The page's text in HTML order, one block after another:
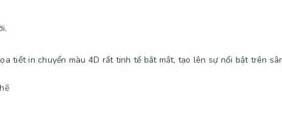
tiết in chuyển màu 4D rất tinh tế bắt mắt, tạo lên sự nổi bật trên